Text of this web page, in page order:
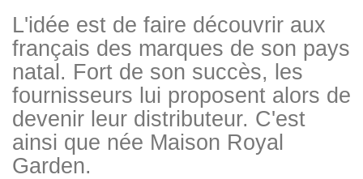
L'idée est de faire découvrir aux
français des marques de son pays
natal. Fort de son succès, les
fournisseurs lui proposent alors de
devenir leur distributeur. C'est
ainsi que née Maison Royal
Garden.